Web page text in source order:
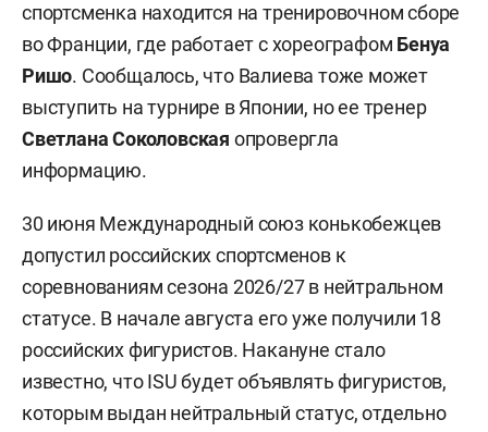
спортсменка находится на тренировочном сборе
во Франции, где работает с хореографом Бенуа
Ришо. Сообщалось, что Валиева тоже может
выступить на турнире в Японии, но ее тренер
Светлана Соколовская опровергла
информацию.
30 июня Международный союз конькобежцев
допустил российских спортсменов к
соревнованиям сезона 2026/27 в нейтральном
статусе. В начале августа его уже получили 18
российских фигуристов. Накануне стало
известно, что ISU будет объявлять фигуристов,
которым выдан нейтральный статус, отдельно